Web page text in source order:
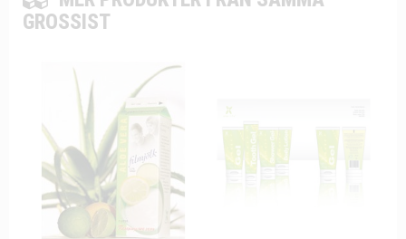
GROSSIST